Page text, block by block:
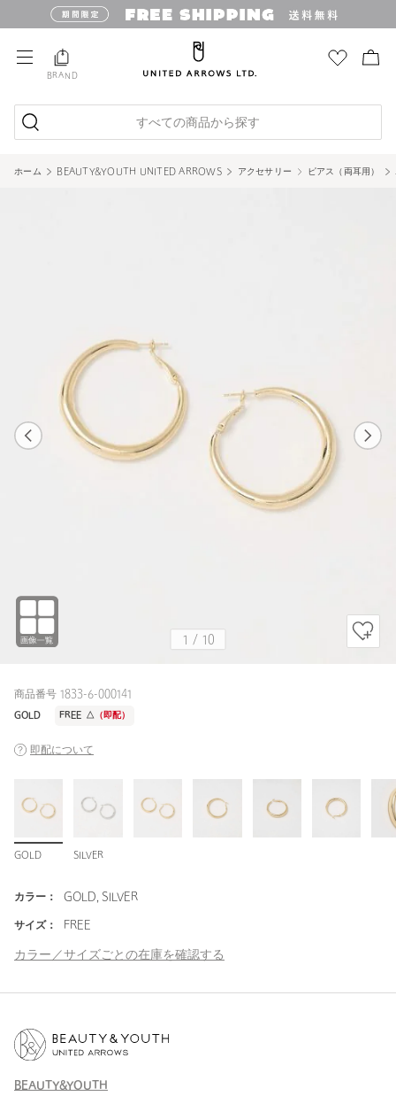
BRAND
すべての商品から探す
ホーム BEAUTY&YOUTH UNITED ARROWS アクセサリー ピアス（両耳用）
1 / 10
商品番号 1833-6-000141
GOLD FREE △ （即配）
即配について
GOLD SILVER
カラー： GOLD, SILVER
サイズ： FREE
カラー／サイズごとの在庫を確認する
BEAUTY&YOUTH